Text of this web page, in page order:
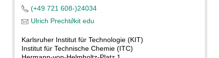
(+49 721 608-)24034
Ulrich Precht∂kit edu
Karlsruher Institut für Technologie (KIT)
Institut für Technische Chemie (ITC)